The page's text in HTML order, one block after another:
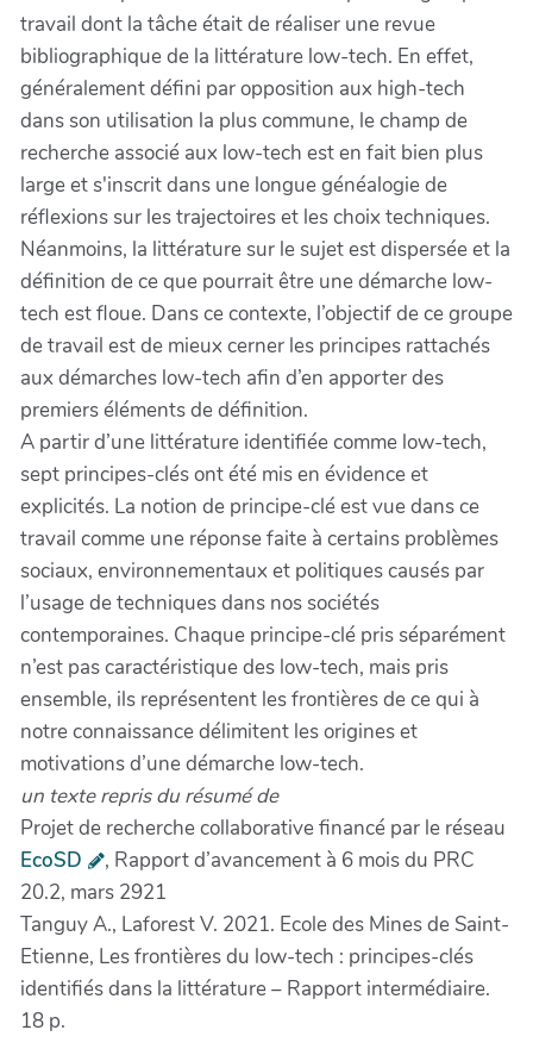
travail dont la tâche était de réaliser une revue
bibliographique de la littérature low-tech. En effet,
généralement défini par opposition aux high-tech
dans son utilisation la plus commune, le champ de
recherche associé aux low-tech est en fait bien plus
large et s'inscrit dans une longue généalogie de
réflexions sur les trajectoires et les choix techniques.
Néanmoins, la littérature sur le sujet est dispersée et la
définition de ce que pourrait être une démarche low-
tech est floue. Dans ce contexte, l’objectif de ce groupe
de travail est de mieux cerner les principes rattachés
aux démarches low-tech afin d’en apporter des
premiers éléments de définition.
A partir d’une littérature identifiée comme low-tech,
sept principes-clés ont été mis en évidence et
explicités. La notion de principe-clé est vue dans ce
travail comme une réponse faite à certains problèmes
sociaux, environnementaux et politiques causés par
l’usage de techniques dans nos sociétés
contemporaines. Chaque principe-clé pris séparément
n’est pas caractéristique des low-tech, mais pris
ensemble, ils représentent les frontières de ce qui à
notre connaissance délimitent les origines et
motivations d’une démarche low-tech.
un texte repris du résumé de
Projet de recherche collaborative financé par le réseau
EcoSD
, Rapport d’avancement à 6 mois du PRC
20.2, mars 2921
Tanguy A., Laforest V. 2021. Ecole des Mines de Saint-
Etienne, Les frontières du low-tech : principes-clés
identifiés dans la littérature – Rapport intermédiaire.
18 p.